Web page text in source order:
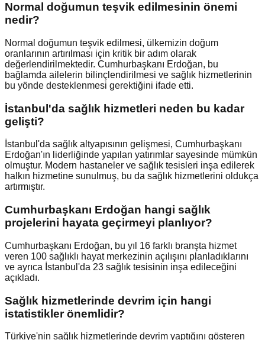
Normal doğumun teşvik edilmesinin önemi
nedir?
Normal doğumun teşvik edilmesi, ülkemizin doğum
oranlarının artırılması için kritik bir adım olarak
değerlendirilmektedir. Cumhurbaşkanı Erdoğan, bu
bağlamda ailelerin bilinçlendirilmesi ve sağlık hizmetlerinin
bu yönde desteklenmesi gerektiğini ifade etti.
İstanbul'da sağlık hizmetleri neden bu kadar
gelişti?
İstanbul'da sağlık altyapısının gelişmesi, Cumhurbaşkanı
Erdoğan'ın liderliğinde yapılan yatırımlar sayesinde mümkün
olmuştur. Modern hastaneler ve sağlık tesisleri inşa edilerek
halkın hizmetine sunulmuş, bu da sağlık hizmetlerini oldukça
artırmıştır.
Cumhurbaşkanı Erdoğan hangi sağlık
projelerini hayata geçirmeyi planlıyor?
Cumhurbaşkanı Erdoğan, bu yıl 16 farklı branşta hizmet
veren 100 sağlıklı hayat merkezinin açılışını planladıklarını
ve ayrıca İstanbul'da 23 sağlık tesisinin inşa edileceğini
açıkladı.
Sağlık hizmetlerinde devrim için hangi
istatistikler önemlidir?
Türkiye'nin sağlık hizmetlerinde devrim yaptığını gösteren